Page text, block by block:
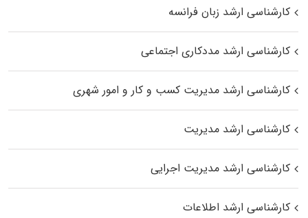
کارشناسی ارشد زبان فرانسه
کارشناسی ارشد مددکاری اجتماعی
کارشناسی ارشد مدیریت کسب و کار و امور شهری
کارشناسی ارشد مدیریت
کارشناسی ارشد مدیریت اجرایی
کارشناسی ارشد اطلاعات